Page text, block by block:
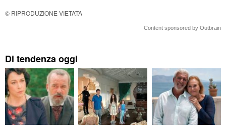
© RIPRODUZIONE VIETATA
Content sponsored by Outbrain
Di tendenza oggi